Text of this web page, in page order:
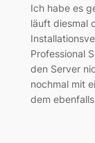
Ich habe es
läuft diesmal
Professional
den Server
nochmal mit
dem